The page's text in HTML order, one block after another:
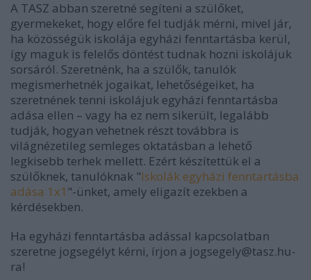
A TASZ abban szeretné segíteni a szülőket,
gyermekeket, hogy előre fel tudják mérni, mivel jár,
ha közösségük iskolája egyházi fenntartásba kerül,
így maguk is felelős döntést tudnak hozni iskolájuk
sorsáról. Szeretnénk, ha a szülők, tanulók
megismerhetnék jogaikat, lehetőségeiket, ha
szeretnének tenni iskolájuk egyházi fenntartásba
adása ellen – vagy ha ez nem sikerült, legalább
tudják, hogyan vehetnek részt továbbra is
világnézetileg semleges oktatásban a lehető
legkisebb terhek mellett. Ezért készítettük el a
szülőknek, tanulóknak "Iskolák egyházi fenntartásba
adása 1x1 "-ünket, amely eligazít ezekben a
kérdésekben.
Ha egyházi fenntartásba adással kapcsolatban
szeretne jogsegélyt kérni, írjon a jogsegely@tasz.hu-
ra!